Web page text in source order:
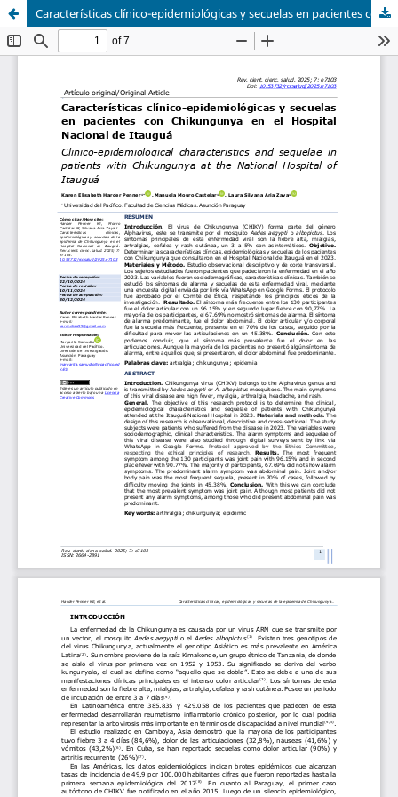
Características clínico-epidemiológicas y secuelas en pacientes con Chikungunya en el Hospital Nacional de Itauguá